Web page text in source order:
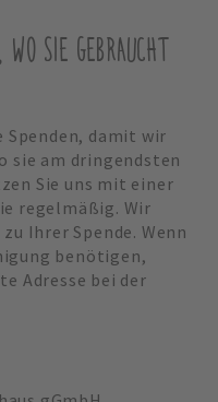
SIE GEBRAUCHT
Spenden, damit wir
sie am dringendsten
Sie uns mit einer
regelmäßig. Wir
Ihrer Spende. Wenn
benötigen,
Adresse bei der